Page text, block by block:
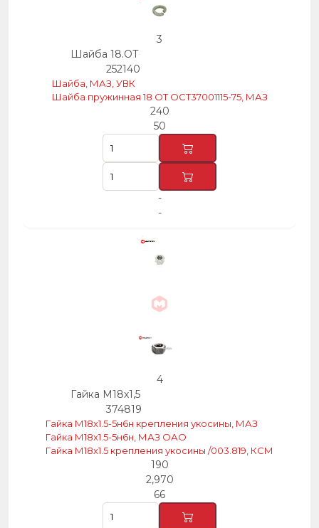
3
Шайба 18.ОТ
252140
Шайба, МАЗ, УВК
Шайба пружинная 18 ОТ ОСТ37001115-75, МАЗ
240
50
-
-
4
Гайка М18х1,5
374819
Гайка М18х1.5-5н6н крепления укосины, МАЗ
Гайка М18х1.5-5н6н, МАЗ ОАО
Гайка М18х1.5 крепления укосины /003.819, КСМ
190
2,970
66